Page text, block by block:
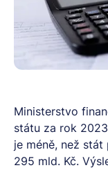
Ministerstvo
státu za rok
je méně, než
295 mld. Kč.